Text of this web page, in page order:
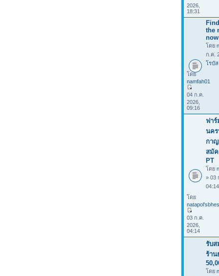
2026,
18:31
the
now
โดย
ก.ค.
โรบั
โดย
namfah01
04 ก.ค.
2026,
09:16
ฟาร์
นค
กาญ
สมัค
PT
โดย
» 03
โดย
03 ก.ค.
2026,
04:14
รับส
ร้าน
โดย